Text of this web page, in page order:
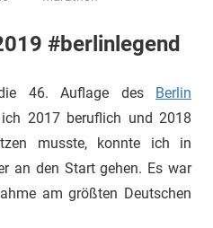
#berlinlegend
46. Auflage des Berlin
2017 beruflich und 2018
musste, konnte ich in
an den Start gehen. Es war
am größten Deutschen